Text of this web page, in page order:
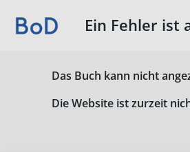
Ein Fehler ist
Das Buch kann nicht
Die Website ist zurzeit